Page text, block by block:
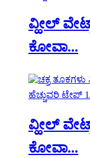
ವ್ಹೀಲ್
ಕೋವಾ...
ವ್ಹೀಲ್
ಕೋವಾ...